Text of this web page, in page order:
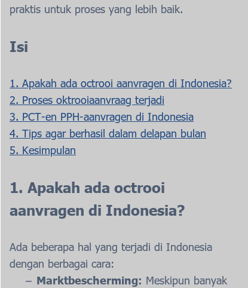
praktis untuk proses yang lebih baik.
Isi
1. Apakah ada octrooi aanvragen di Indonesia?
2. Proses oktrooiaanvraag terjadi
3. PCT-en PPH-aanvragen di Indonesia
4. Tips agar berhasil dalam delapan bulan
5. Kesimpulan
1. Apakah ada octrooi
aanvragen di Indonesia?
Ada beberapa hal yang terjadi di Indonesia
dengan berbagai cara:
Marktbescherming: Meskipun banyak